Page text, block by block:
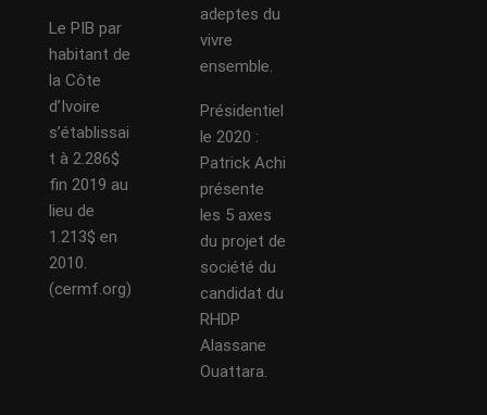
Le PIB par
habitant de
la Côte
d’Ivoire
s’établissai
t à 2.286$
fin 2019 au
lieu de
1.213$ en
2010.
(cermf.org)
adeptes du
vivre
ensemble.
Présidentiel
le 2020 :
Patrick Achi
présente
les 5 axes
du projet de
société du
candidat du
RHDP
Alassane
Ouattara.